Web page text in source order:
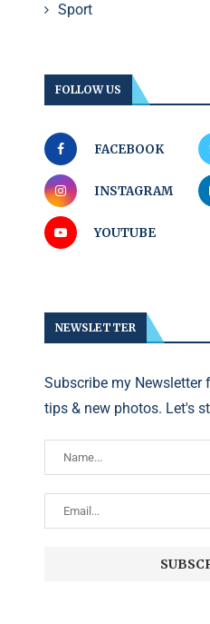
Sport
FOLLOW US
FACEBOOK
INSTAGRAM
YOUTUBE
NEWSLETTER
Subscribe my Newsletter
tips & new photos. Let's